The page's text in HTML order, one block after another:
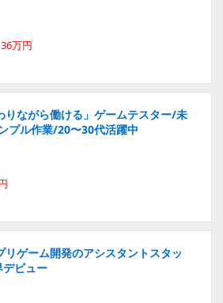
万円
りながら働ける」ゲームテスター/未
プル作業/20〜30代活躍中
リゲーム開発のアシスタントスタッ
ビュー